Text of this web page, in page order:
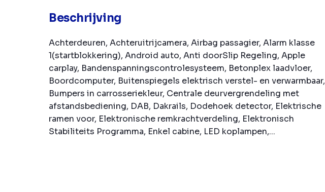
Beschrijving
Achterdeuren, Achteruitrijcamera, Airbag passagier, Alarm klasse
1(startblokkering), Android auto, Anti doorSlip Regeling, Apple
carplay, Bandenspanningscontrolesysteem, Betonplex laadvloer,
Boordcomputer, Buitenspiegels elektrisch verstel- en verwarmbaar,
Bumpers in carrosseriekleur, Centrale deurvergrendeling met
afstandsbediening, DAB, Dakrails, Dodehoek detector, Elektrische
ramen voor, Elektronische remkrachtverdeling, Elektronisch
Stabiliteits Programma, Enkel cabine, LED koplampen,...